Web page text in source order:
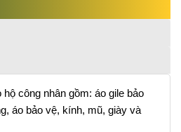
hộ công nhân gồm: áo gile bảo
áo bảo vệ, kính, mũ, giày và